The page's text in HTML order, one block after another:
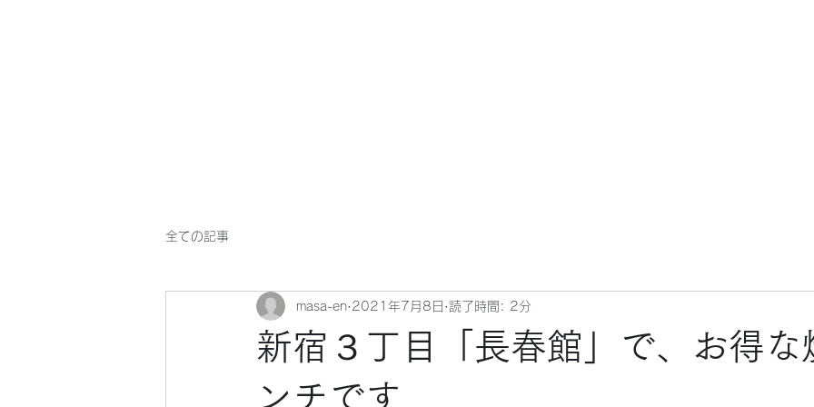
全ての記事
新宿３丁目「長春館」で、お得な
ンチです
masa-en 2021年7月8日 読了時間: 2分